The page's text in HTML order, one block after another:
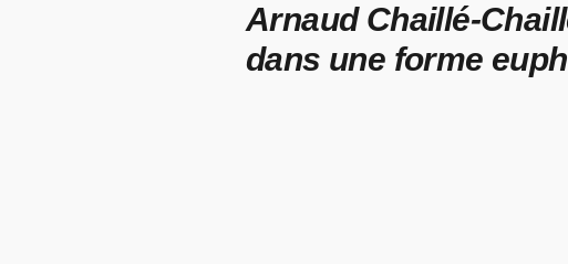
Arnaud Chaillé-
dans une forme